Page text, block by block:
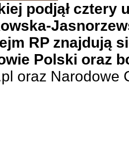
podjął
RP znajdują
Polski oraz
oraz Narodowe